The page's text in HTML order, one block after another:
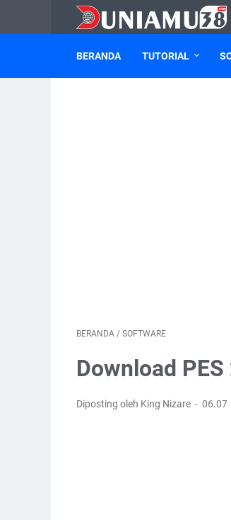
BERANDA TUTORIAL
BERANDA / SOFTWARE
Download
Diposting oleh King Nizare 06.07